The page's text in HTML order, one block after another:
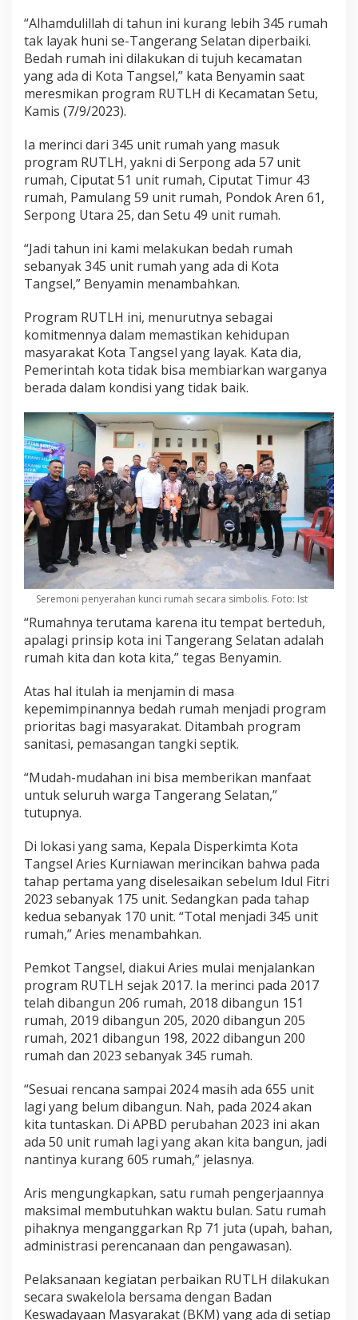
“Alhamdulillah di tahun ini kurang lebih 345 rumah
tak layak huni se-Tangerang Selatan diperbaiki.
Bedah rumah ini dilakukan di tujuh kecamatan
yang ada di Kota Tangsel,” kata Benyamin saat
meresmikan program RUTLH di Kecamatan Setu,
Kamis (7/9/2023).
Ia merinci dari 345 unit rumah yang masuk
program RUTLH, yakni di Serpong ada 57 unit
rumah, Ciputat 51 unit rumah, Ciputat Timur 43
rumah, Pamulang 59 unit rumah, Pondok Aren 61,
Serpong Utara 25, dan Setu 49 unit rumah.
“Jadi tahun ini kami melakukan bedah rumah
sebanyak 345 unit rumah yang ada di Kota
Tangsel,” Benyamin menambahkan.
Program RUTLH ini, menurutnya sebagai
komitmennya dalam memastikan kehidupan
masyarakat Kota Tangsel yang layak. Kata dia,
Pemerintah kota tidak bisa membiarkan warganya
berada dalam kondisi yang tidak baik.
Seremoni penyerahan kunci rumah secara simbolis. Foto: Ist
“Rumahnya terutama karena itu tempat berteduh,
apalagi prinsip kota ini Tangerang Selatan adalah
rumah kita dan kota kita,” tegas Benyamin.
Atas hal itulah ia menjamin di masa
kepemimpinannya bedah rumah menjadi program
prioritas bagi masyarakat. Ditambah program
sanitasi, pemasangan tangki septik.
“Mudah-mudahan ini bisa memberikan manfaat
untuk seluruh warga Tangerang Selatan,”
tutupnya.
Di lokasi yang sama, Kepala Disperkimta Kota
Tangsel Aries Kurniawan merincikan bahwa pada
tahap pertama yang diselesaikan sebelum Idul Fitri
2023 sebanyak 175 unit. Sedangkan pada tahap
kedua sebanyak 170 unit. “Total menjadi 345 unit
rumah,” Aries menambahkan.
Pemkot Tangsel, diakui Aries mulai menjalankan
program RUTLH sejak 2017. Ia merinci pada 2017
telah dibangun 206 rumah, 2018 dibangun 151
rumah, 2019 dibangun 205, 2020 dibangun 205
rumah, 2021 dibangun 198, 2022 dibangun 200
rumah dan 2023 sebanyak 345 rumah.
“Sesuai rencana sampai 2024 masih ada 655 unit
lagi yang belum dibangun. Nah, pada 2024 akan
kita tuntaskan. Di APBD perubahan 2023 ini akan
ada 50 unit rumah lagi yang akan kita bangun, jadi
nantinya kurang 605 rumah,” jelasnya.
Aris mengungkapkan, satu rumah pengerjaannya
maksimal membutuhkan waktu bulan. Satu rumah
pihaknya menganggarkan Rp 71 juta (upah, bahan,
administrasi perencanaan dan pengawasan).
Pelaksanaan kegiatan perbaikan RUTLH dilakukan
secara swakelola bersama dengan Badan
Keswadayaan Masyarakat (BKM) yang ada di setiap